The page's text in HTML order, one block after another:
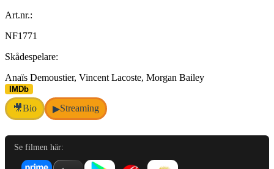
Art.nr.:
NF1771
Skådespelare:
Anaïs Demoustier, Vincent Lacoste, Morgan Bailey
IMDb
🎥Bio ▶Streaming
Se filmen här: